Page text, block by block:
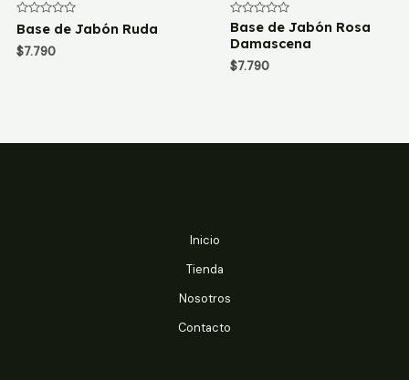
Valorado
con
0
de
Base de Jabón Ruda
$7.790
Valorado
con
0
de
5
Base de Jabón Rosa
Damascena
$7.790
Inicio
Tienda
Nosotros
Contacto